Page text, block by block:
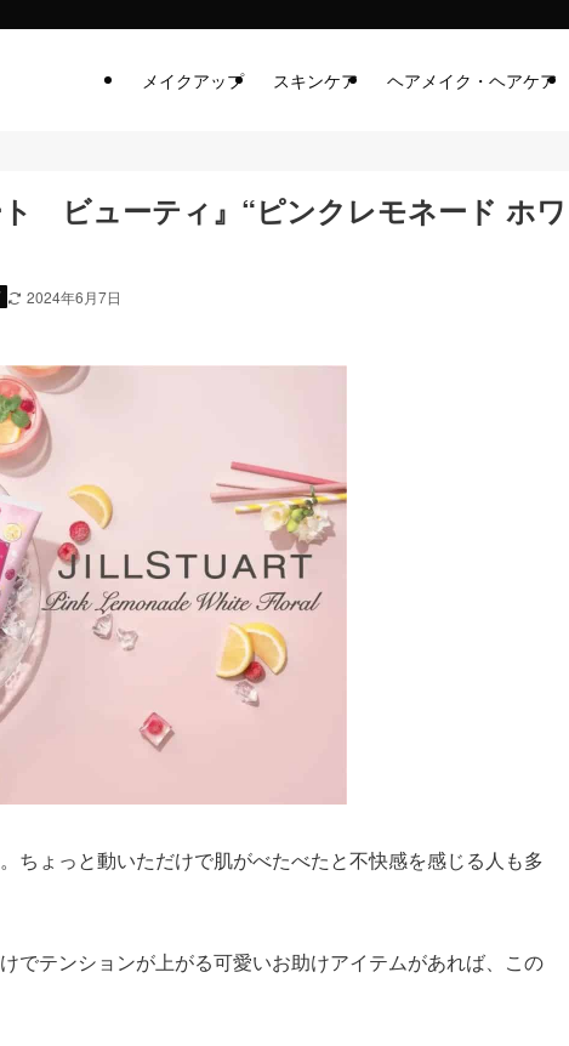
メイクアップ スキンケア ヘアメイク・ヘアケア
ト ビューティ』“ピンクレモネード ホワ
2024年6月7日
ちょっと動いただけで肌がべたべたと不快感を感じる人も多
でテンションが上がる可愛いお助けアイテムがあれば、この